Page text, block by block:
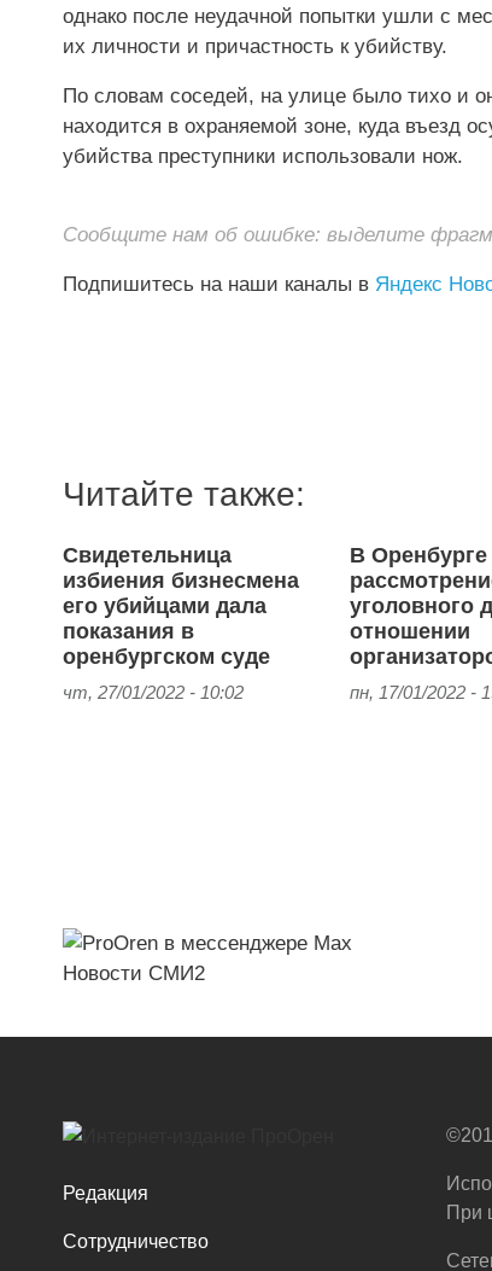
однако после неудачной попытки ушли с
их личности и причастность к убийству.
По словам соседей, на улице было тихо и
находится в охраняемой зоне, куда въезд
убийства преступники использовали нож.
Сообщите нам об ошибке: выделите
Подпишитесь на наши каналы в Яндекс
Читайте также:
Свидетельница
избиения бизнесмена
его убийцами дала
показания в
оренбургском суде
чт, 27/01/2022 - 10:02
В Оренбурге
уголовного
отношении
пн, 17/01/2022 -
Новости СМИ2
Редакция
Сотрудничество
При